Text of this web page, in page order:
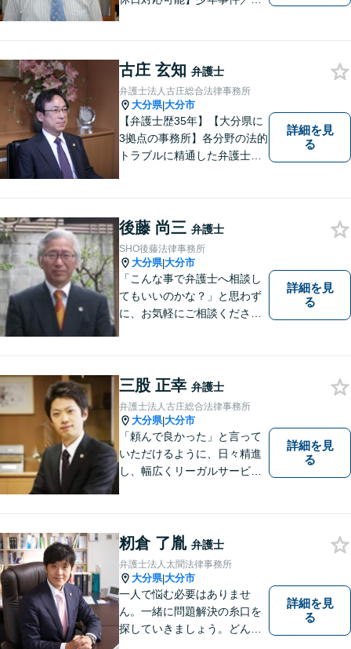
ービスを受けられるべく、社
会正義の実現のために最善を
尽くします。
古庄 玄知 弁護士
弁護士法人古庄総合法律事務所
大分県|大分市
【弁護士歴35年】【大分県に
3拠点の事務所】各分野の法的
トラブルに精通した弁護士で
いアットホームな雰囲気の事
務所です。
詳細を見
る
後藤 尚三 弁護士
SHO後藤法律事務所
大分県|大分市
「こんな事で弁護士へ相談し
てもいいのかな？」と思わず
に、お気軽にご相談くださ
詳細を見
る
三股 正幸 弁護士
弁護士法人古庄総合法律事務所
大分県|大分市
「頼んで良かった」と言って
いただけるように、日々精進
し、幅広くリーガルサービス
詳細を見
る
籾倉 了胤 弁護士
弁護士法人太聞法律事務所
大分県|大分市
一人で悩む必要はありませ
ん。一緒に問題解決の糸口を
探していきましょう。どんな
詳細を見
る